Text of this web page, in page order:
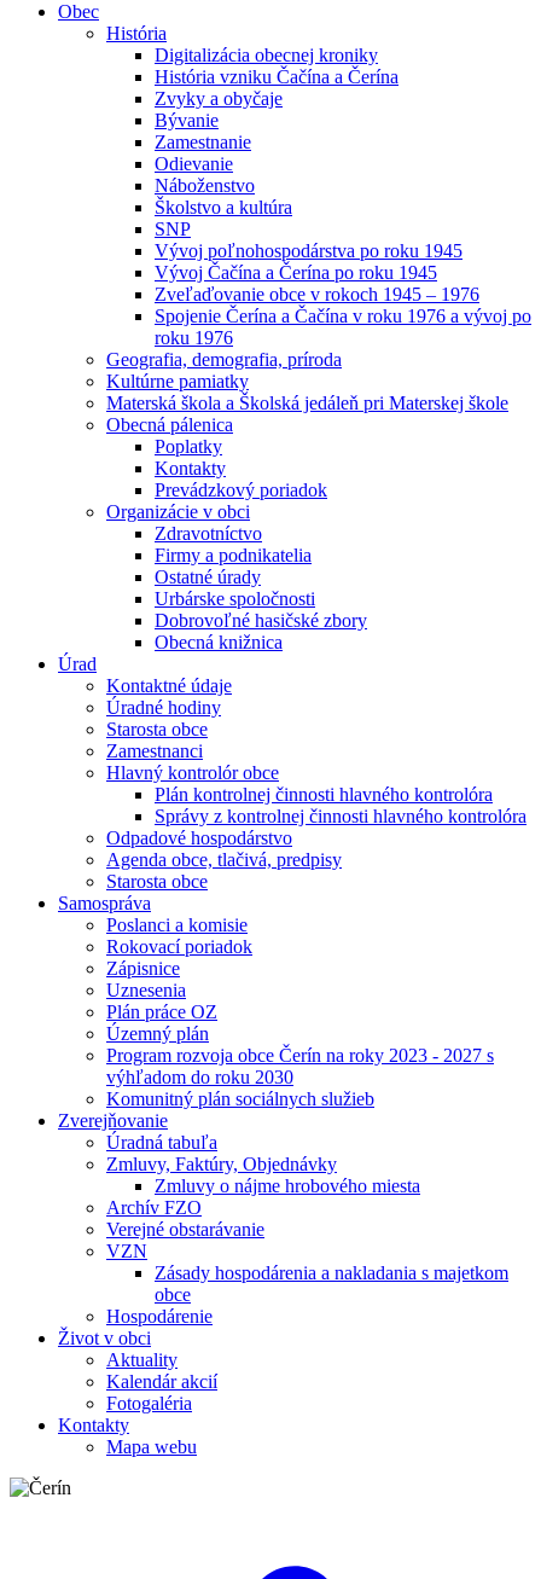
Obec
História
Digitalizácia obecnej kroniky
História vzniku Čačína a Čerína
Zvyky a obyčaje
Bývanie
Zamestnanie
Odievanie
Náboženstvo
Školstvo a kultúra
SNP
Vývoj poľnohospodárstva po roku 1945
Vývoj Čačína a Čerína po roku 1945
Zveľaďovanie obce v rokoch 1945 – 1976
Spojenie Čerína a Čačína v roku 1976 a vývoj po
roku 1976
Geografia, demografia, príroda
Kultúrne pamiatky
Materská škola a Školská jedáleň pri Materskej škole
Obecná pálenica
Poplatky
Kontakty
Prevádzkový poriadok
Organizácie v obci
Zdravotníctvo
Firmy a podnikatelia
Ostatné úrady
Urbárske spoločnosti
Dobrovoľné hasičské zbory
Obecná knižnica
Úrad
Kontaktné údaje
Úradné hodiny
Starosta obce
Zamestnanci
Hlavný kontrolór obce
Plán kontrolnej činnosti hlavného kontrolóra
Správy z kontrolnej činnosti hlavného kontrolóra
Odpadové hospodárstvo
Agenda obce, tlačivá, predpisy
Starosta obce
Samospráva
Poslanci a komisie
Rokovací poriadok
Zápisnice
Uznesenia
Plán práce OZ
Územný plán
Program rozvoja obce Čerín na roky 2023 - 2027 s
výhľadom do roku 2030
Komunitný plán sociálnych služieb
Zverejňovanie
Úradná tabuľa
Zmluvy, Faktúry, Objednávky
Zmluvy o nájme hrobového miesta
Archív FZO
Verejné obstarávanie
VZN
Zásady hospodárenia a nakladania s majetkom
obce
Hospodárenie
Život v obci
Aktuality
Kalendár akcií
Fotogaléria
Kontakty
Mapa webu